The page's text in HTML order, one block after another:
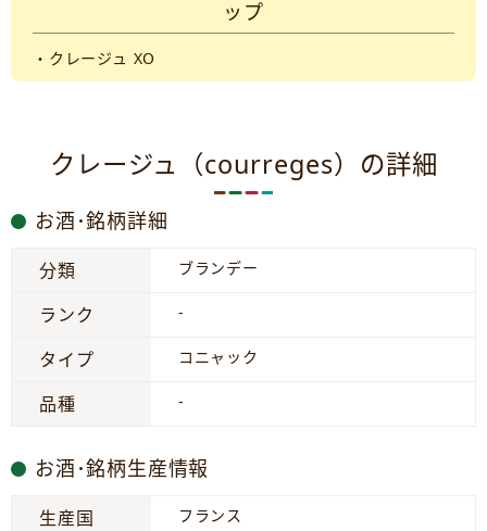
ップ
・クレージュ XO
クレージュ（courreges）の詳細
お酒･銘柄詳細
分類 ブランデー
ランク -
タイプ コニャック
品種 -
お酒･銘柄生産情報
生産国 フランス